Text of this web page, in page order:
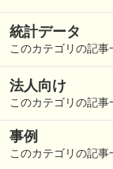
統計データ
このカテゴリの記事
法人向け
このカテゴリの記事
事例
このカテゴリの記事